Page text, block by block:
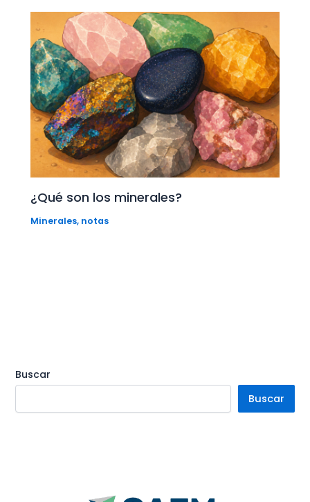
¿Qué son los minerales?
Minerales, notas
Buscar
Buscar